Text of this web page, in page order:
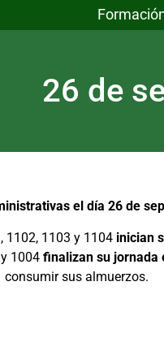
26 de
el día 26 de
1102, 1103 y 1104 inician
y 1004finalizan su jornada
consumir sus almuerzos.